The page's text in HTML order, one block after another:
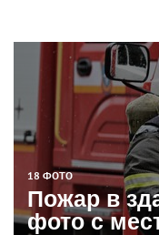
18 ФОТО
Пожар в
фото с